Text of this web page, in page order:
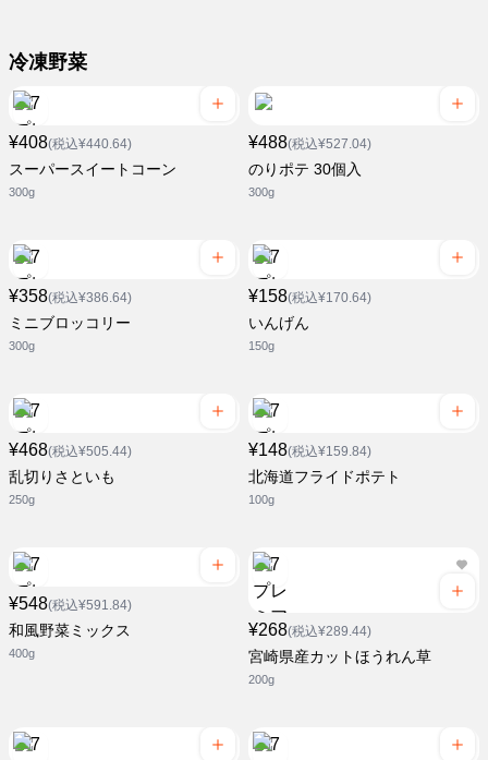
冷凍野菜
¥408(税込¥440.64)
スーパースイートコーン
300g
¥488(税込¥527.04)
のりポテ 30個入
300g
¥358(税込¥386.64)
ミニブロッコリー
300g
¥158(税込¥170.64)
いんげん
150g
¥468(税込¥505.44)
乱切りさといも
250g
¥148(税込¥159.84)
北海道フライドポテト
100g
¥548(税込¥591.84)
和風野菜ミックス
400g
¥268(税込¥289.44)
宮崎県産カットほうれん草
200g